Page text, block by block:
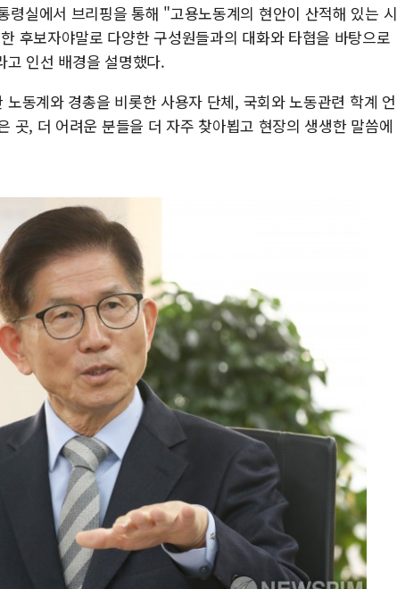
령실에서 브리핑을 통해 "고용노동계의 현안이 산적해 있는 시
후보자야말로 다양한 구성원들과의 대화와 타협을 바탕으로
인선 배경을 설명했다.
동계와 경총을 비롯한 사용자 단체, 국회와 노동관련 학계 언
곳, 더 어려운 분들을 더 자주 찾아뵙고 현장의 생생한 말씀에